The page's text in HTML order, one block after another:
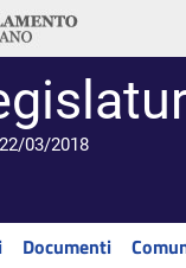
03/2018
Documenti